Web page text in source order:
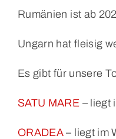
Rumänien ist ab
Ungarn hat fleisig
Es gibt für unsere
SATU MARE – liegt
ORADEA – liegt im